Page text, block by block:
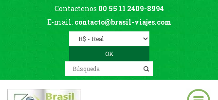
Contactenos 00 55 11 2409-8994
E-mail: contacto@brasil-viajes.com